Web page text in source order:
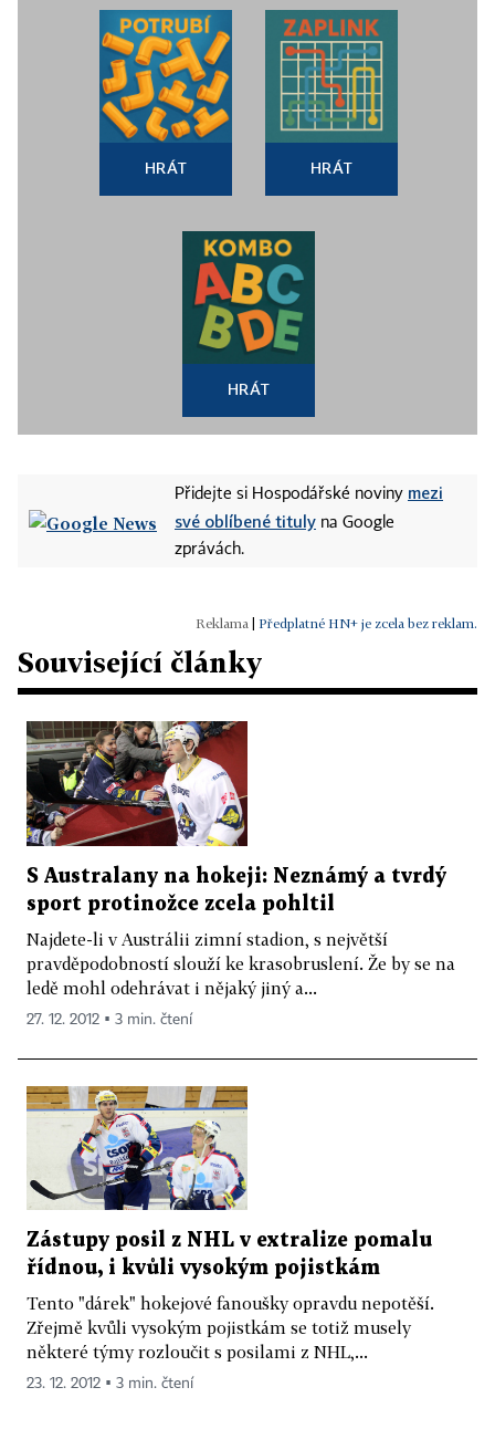
HRÁT HRÁT
HRÁT
Přidejte si Hospodářské noviny mezi
své oblíbené tituly na Google
zprávách.
Předplatné HN+ je zcela bez reklam.
Související články
S Australany na hokeji: Neznámý a tvrdý
sport protinožce zcela pohltil
Najdete-li v Austrálii zimní stadion, s největší
pravděpodobností slouží ke krasobruslení. Že by se na
ledě mohl odehrávat i nějaký jiný a...
27. 12. 2012 ▪ 3 min. čtení
Zástupy posil z NHL v extralize pomalu
řídnou, i kvůli vysokým pojistkám
Tento "dárek" hokejové fanoušky opravdu nepotěší.
Zřejmě kvůli vysokým pojistkám se totiž musely
některé týmy rozloučit s posilami z NHL,...
23. 12. 2012 ▪ 3 min. čtení